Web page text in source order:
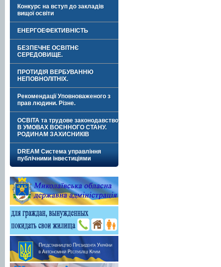
Конкурс на вступ до закладів
вищої освіти
ЕНЕРГОЕФЕКТИВНІСТЬ
БЕЗПЕЧНЕ ОСВІТНЄ
СЕРЕДОВИЩЕ.
ПРОТИДІЯ ВЕРБУВАННЮ
НЕПОВНОЛІТНІХ.
Рекомендації Уповноваженого з
прав людини. Різне.
ОСВІТА та трудове законодавство
В УМОВАХ ВОЄННОГО СТАНУ.
РОДИНАМ ЗАХИСНИКІВ
DREAM Система управління
публічними інвестиціями